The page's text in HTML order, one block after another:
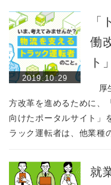
2019.10.29
「
働
ト
厚
方改革を進めるために、
向けたポータルサイト
ラック運転者は、他業種
就